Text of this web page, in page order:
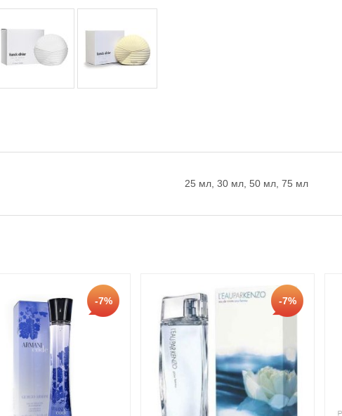
25 мл, 30 мл, 50 мл, 75 мл
-7% -7%